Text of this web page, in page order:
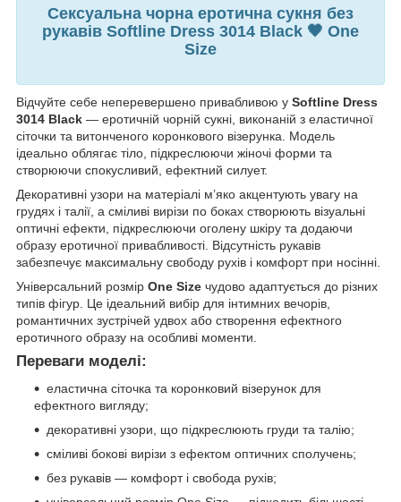
Сексуальна чорна еротична сукня без
рукавів Softline Dress 3014 Black 🖤 One
Size
Відчуйте себе неперевершено привабливою у Softline Dress
3014 Black — еротичній чорній сукні, виконаній з еластичної
сіточки та витонченого коронкового візерунка. Модель
ідеально облягає тіло, підкреслюючи жіночі форми та
створюючи спокусливий, ефектний силует.
Декоративні узори на матеріалі м’яко акцентують увагу на
грудях і талії, а сміливі вирізи по боках створюють візуальні
оптичні ефекти, підкреслюючи оголену шкіру та додаючи
образу еротичної привабливості. Відсутність рукавів
забезпечує максимальну свободу рухів і комфорт при носінні.
Універсальний розмір One Size чудово адаптується до різних
типів фігур. Це ідеальний вибір для інтимних вечорів,
романтичних зустрічей удвох або створення ефектного
еротичного образу на особливі моменти.
Переваги моделі:
еластична сіточка та коронковий візерунок для
ефектного вигляду;
декоративні узори, що підкреслюють груди та талію;
сміливі бокові вирізи з ефектом оптичних сполучень;
без рукавів — комфорт і свобода рухів;